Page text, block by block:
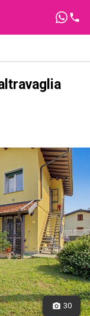
30